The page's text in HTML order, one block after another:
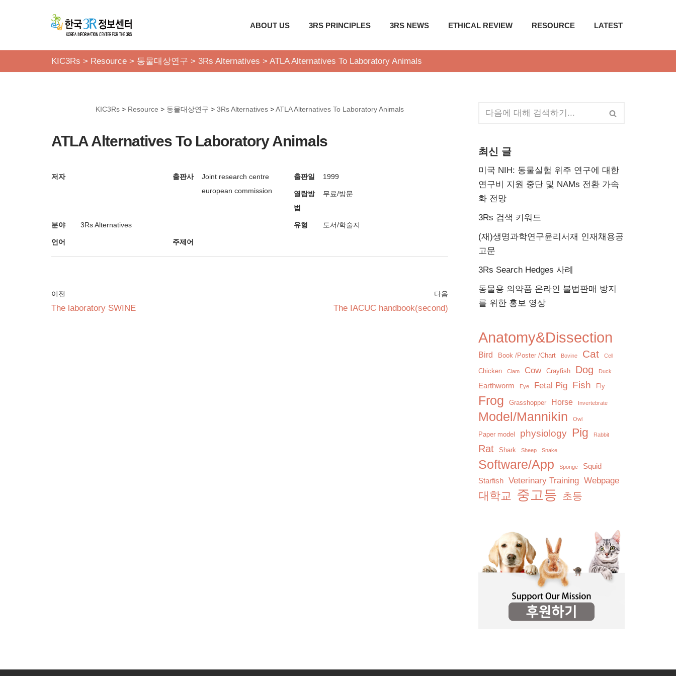
로
ABOUT US 3RS PRINCIPLES 3RS NEWS ETHICAL REVIEW RESOURCE LATEST
KIC3Rs > Resource > 동물대상연구 > 3Rs Alternatives > ATLA Alternatives To Laboratory Animals
KIC3Rs > Resource > 동물대상연구 > 3Rs Alternatives >ATLA Alternatives To Laboratory Animals
ATLA Alternatives To Laboratory Animals
저자 출판사
Joint research centre
european commission
출판일 1999
열람방
법
무료/방문
분야 3Rs Alternatives 유형 도서/학술지
언어 주제어
이전
The laboratory SWINE
다음
The IACUC handbook(second)
최신 글
미국 NIH: 동물실험 위주 연구에 대한
연구비 지원 중단 및 NAMs 전환 가속
화 전망
3Rs 검색 키워드
(재)생명과학연구윤리서재 인재채용공
고문
3Rs Search Hedges 사례
동물용 의약품 온라인 불법판매 방지
를 위한 홍보 영상
Anatomy&Dissection
Bird Book /Poster /Chart Bovine Cat Cell
Chicken Clam Cow Crayfish Dog Duck
Earthworm Eye Fetal Pig Fish Fly
Frog Grasshopper Horse Invertebrate
Model/Mannikin Owl
Paper model physiology Pig Rabbit
Rat Shark Sheep Snake
Software/App Sponge
Squid
Starfish
Veterinary Training Webpage
대학교 중고등 초등